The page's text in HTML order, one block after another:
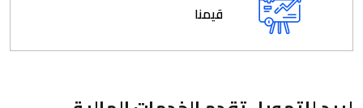
قيمنا